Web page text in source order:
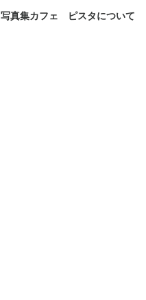
写真集カフェ ピスタについて